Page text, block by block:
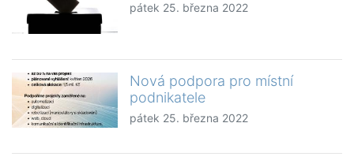
pátek 25. března 2022
Nová podpora pro místní
podnikatele
pátek 25. března 2022